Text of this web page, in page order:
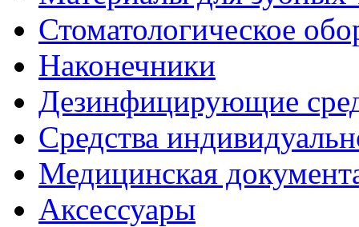
Стоматологическое
Наконечники
Дезинфицирующие
Средства
Медицинская
Аксессуары